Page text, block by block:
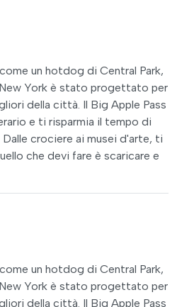
un hotdog di Central Park,
York è stato progettato per
della città. Il Big Apple Pass
e ti risparmia il tempo di
crociere ai musei d'arte, ti
che devi fare è scaricare e
un hotdog di Central Park,
York è stato progettato per
della città. Il Big Apple Pass